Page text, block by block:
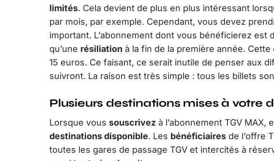
limités. Cela devient de plus en plus intéressant
par mois, par exemple. Cependant, vous devez
important. L’abonnement dont vous bénéficierez est
qu’une résiliation à la fin de la première année.
15 euros. Ce faisant, ce serait inutile de penser aux
suivront. La raison est très simple : tous les billets
Plusieurs destinations mises à votre
Lorsque vous souscrivez à l’abonnement TGV MAX,
destinations disponible. Les bénéficiaires de l’offre
toutes les gares de passage TGV et intercités à